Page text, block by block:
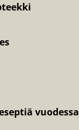
vuodessa